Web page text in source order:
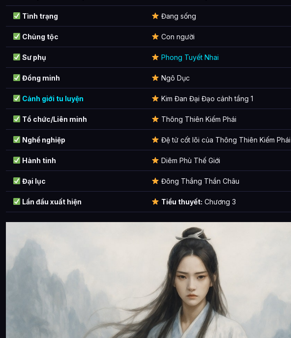
Tình trạng Đang sống
Chủng tộc Con người
Sư phụ Phong Tuyết Nhai
Đồng minh Ngô Dục
Cảnh giới tu luyện Kim Đan Đại Đạo cảnh tầng 1
Tổ chức/Liên minh Thông Thiên Kiếm Phái
Nghề nghiệp Đệ tử cốt lõi của Thông Thiên Kiếm Phái
Hành tinh Diêm Phù Thế Giới
Đại lục Đông Thắng Thần Châu
Lần đầu xuất hiện Tiểu thuyết: Chương 3